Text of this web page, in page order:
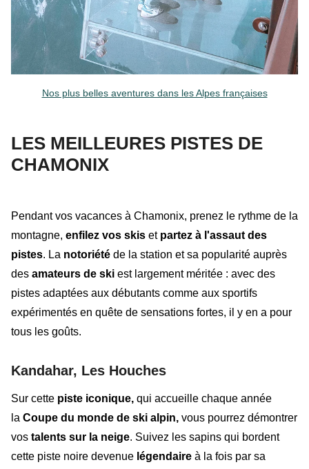
Nos plus belles aventures dans les Alpes françaises
LES MEILLEURES PISTES DE
CHAMONIX
Pendant vos vacances à Chamonix, prenez le rythme de la
montagne, enfilez vos skis et partez à l'assaut des
pistes. La notoriété de la station et sa popularité auprès
des amateurs de ski est largement méritée : avec des
pistes adaptées aux débutants comme aux sportifs
expérimentés en quête de sensations fortes, il y en a pour
tous les goûts.
Kandahar, Les Houches
Sur cette piste iconique, qui accueille chaque année
la Coupe du monde de ski alpin, vous pourrez démontrer
vos talents sur la neige. Suivez les sapins qui bordent
cette piste noire devenue légendaire à la fois par sa